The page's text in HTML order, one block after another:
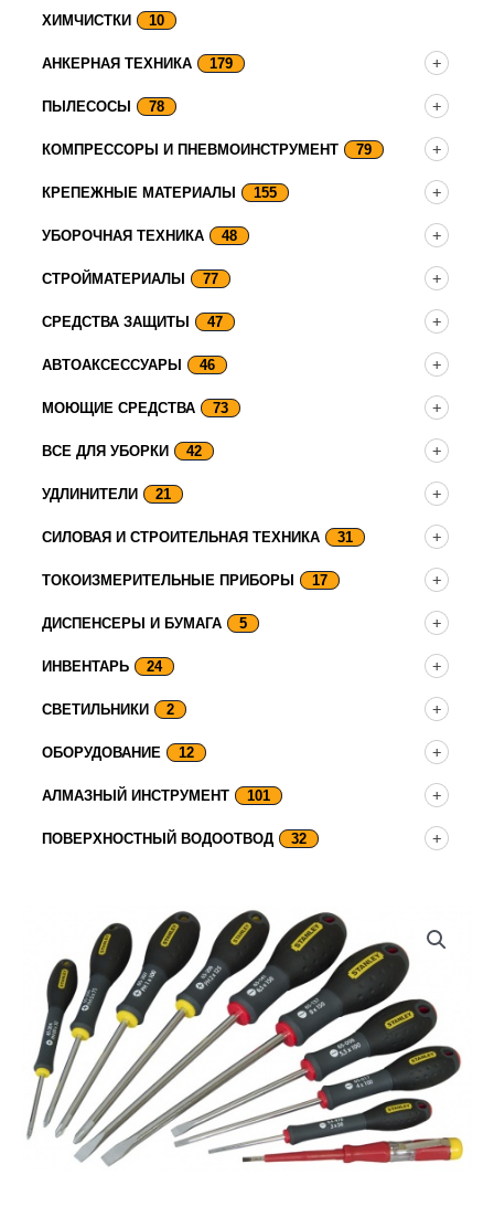
ХИМЧИСТКИ 10
АНКЕРНАЯ ТЕХНИКА 179
ПЫЛЕСОСЫ 78
КОМПРЕССОРЫ И ПНЕВМОИНСТРУМЕНТ 79
КРЕПЕЖНЫЕ МАТЕРИАЛЫ 155
УБОРОЧНАЯ ТЕХНИКА 48
СТРОЙМАТЕРИАЛЫ 77
СРЕДСТВА ЗАЩИТЫ 47
АВТОАКСЕССУАРЫ 46
МОЮЩИЕ СРЕДСТВА 73
ВСЕ ДЛЯ УБОРКИ 42
УДЛИНИТЕЛИ 21
СИЛОВАЯ И СТРОИТЕЛЬНАЯ ТЕХНИКА 31
ТОКОИЗМЕРИТЕЛЬНЫЕ ПРИБОРЫ 17
ДИСПЕНСЕРЫ И БУМАГА 5
ИНВЕНТАРЬ 24
СВЕТИЛЬНИКИ 2
ОБОРУДОВАНИЕ 12
АЛМАЗНЫЙ ИНСТРУМЕНТ 101
ПОВЕРХНОСТНЫЙ ВОДООТВОД 32